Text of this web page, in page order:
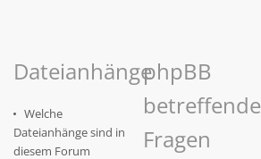
Dateianhänge
Welche
Dateianhänge sind in
diesem Forum
phpBB
betreffende
Fragen